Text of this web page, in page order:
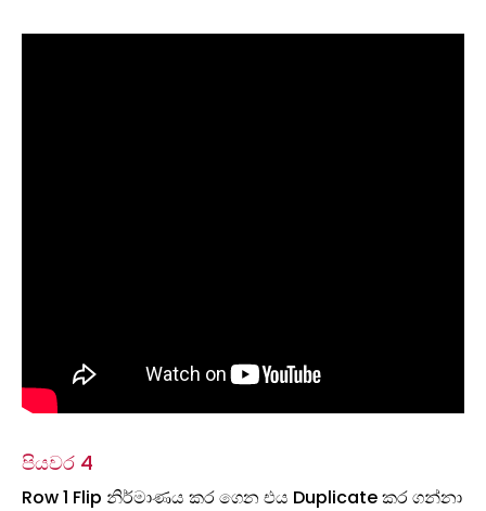
පියවර 4
Row 1 Flip නිර්මාණය කර ගෙන එය Duplicate කර ගන්නා